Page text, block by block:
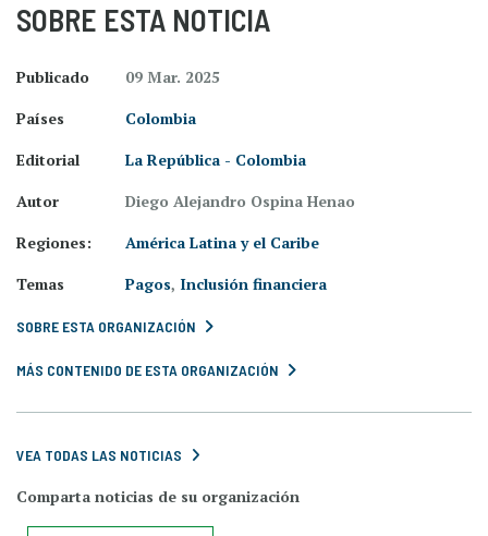
SOBRE ESTA NOTICIA
Publicado
09 Mar. 2025
Países
Colombia
Editorial
La República - Colombia
Autor
Diego Alejandro Ospina Henao
Regiones:
América Latina y el Caribe
Temas
Pagos, Inclusión financiera
SOBRE ESTA ORGANIZACIÓN
MÁS CONTENIDO DE ESTA ORGANIZACIÓN
VEA TODAS LAS NOTICIAS
Comparta noticias de su organización